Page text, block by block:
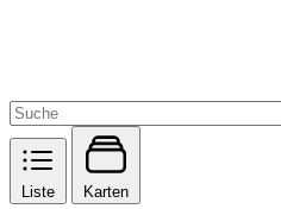
Liste Karten